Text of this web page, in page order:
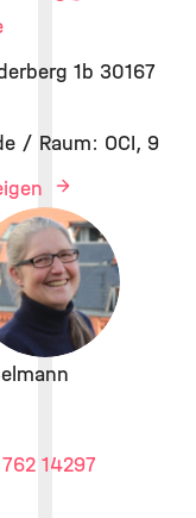
1b 30167
/ Raum: OCI, 9
14297